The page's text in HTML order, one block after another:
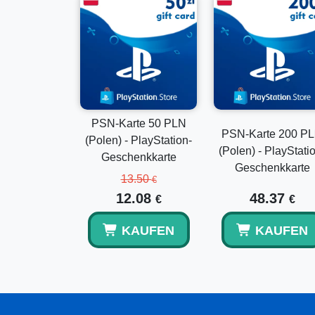
PSN-Karte 50 PLN
(Polen) - PlayStation-
Geschenkkarte
13.50€
12.08 €
KAUFEN
PSN-Karte 200
(Polen) -
Geschenkkarte
48.37 €
KAUFEN